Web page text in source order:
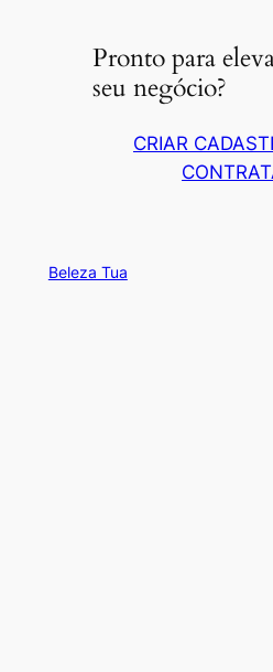
Pronto para
seu negócio?
CRIAR
Beleza Tua